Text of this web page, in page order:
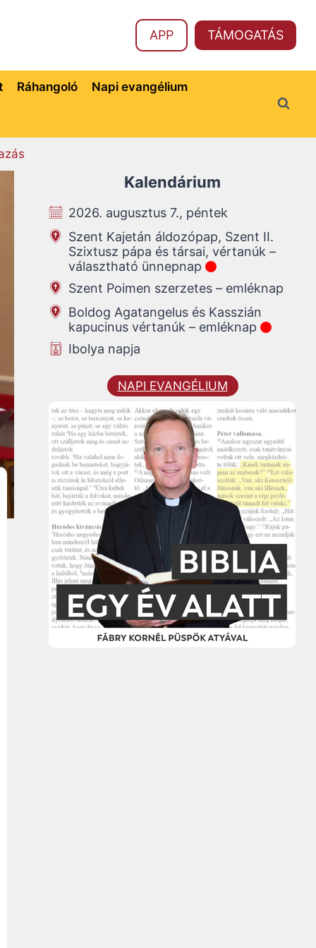
APP TÁMOGATÁS
Ráhangoló Napi evangélium
Kalendárium
2026. augusztus 7., péntek
Szent Kajetán áldozópap, Szent II.
Szixtusz pápa és társai, vértanúk –
választható ünnepnap
Szent Poimen szerzetes – emléknap
Boldog Agatangelus és Kasszián
kapucinus vértanúk – emléknap
Ibolya napja
NAPI EVANGÉLIUM